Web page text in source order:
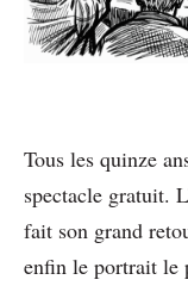
Tous les quinze
spectacle gratuit.
fait son grand
enfin le portrait le